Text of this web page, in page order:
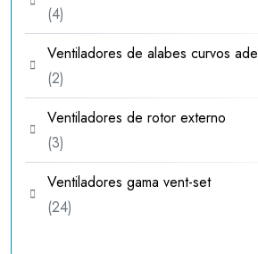
44
productos
Ventiladores de alabes curvos
22
productos
Ventiladores de rotor externo
33
productos
Ventiladores gama vent-set
2424